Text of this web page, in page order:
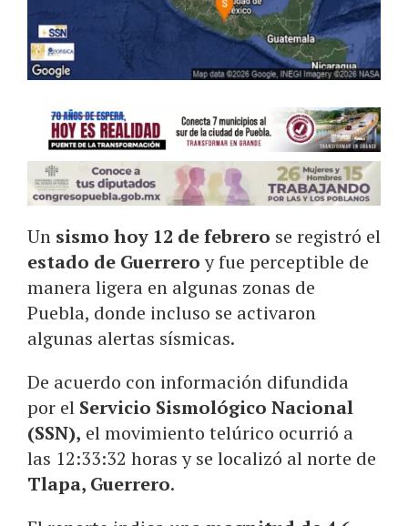
Un sismo hoy 12 de febrero se registró el
estado de Guerreroy fue perceptible de
manera ligera en algunas zonas de
Puebla, donde incluso se activaron
algunas alertas sísmicas.
De acuerdo con información difundida
por el Servicio Sismológico Nacional
(SSN), el movimiento telúrico ocurrió a
las 12:33:32 horas y se localizó al norte de
Tlapa, Guerrero.